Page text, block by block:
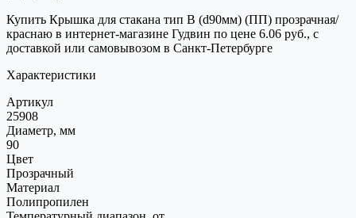
Купить Крышка для стакана тип В (d90мм) (ПП) прозрачная/
краснаю в интернет-магазине Гудвин по цене 6.06 руб., с
доставкой или самовывозом в Санкт-Петербурге
Характеристики
Артикул
25908
Диаметр, мм
90
Цвет
Прозрачный
Материал
Полипропилен